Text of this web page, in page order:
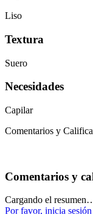
Liso
Textura
Suero
Necesidades
Capilar
Comentarios y
Comentarios y
Cargando el
Por favor, inicia